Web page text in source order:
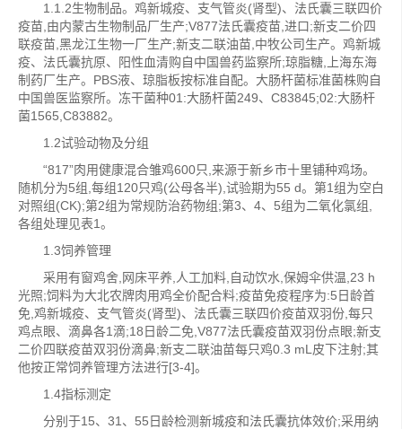
1.1.2生物制品。鸡新城疫、支气管炎(肾型)、法氏囊三联四价
疫苗,由内蒙古生物制品厂生产;V877法氏囊疫苗,进口;新支二价四
联疫苗,黑龙江生物一厂生产;新支二联油苗,中牧公司生产。鸡新城
疫、法氏囊抗原、阳性血清购自中国兽药监察所;琼脂糖,上海东海
制药厂生产。PBS液、琼脂板按标准自配。大肠杆菌标准菌株购自
中国兽医监察所。冻干菌种01:大肠杆菌249、C83845;02:大肠杆
菌1565,C83882。
1.2试验动物及分组
“817”肉用健康混合雏鸡600只,来源于新乡市十里铺种鸡场。
随机分为5组,每组120只鸡(公母各半),试验期为55 d。第1组为空白
对照组(CK);第2组为常规防治药物组;第3、4、5组为二氧化氯组,
各组处理见表1。
1.3饲养管理
采用有窗鸡舍,网床平养,人工加料,自动饮水,保姆伞供温,23 h
光照;饲料为大北农牌肉用鸡全价配合料;疫苗免疫程序为:5日龄首
免,鸡新城疫、支气管炎(肾型)、法氏囊三联四价疫苗双羽份,每只
鸡点眼、滴鼻各1滴;18日龄二免,V877法氏囊疫苗双羽份点眼;新支
二价四联疫苗双羽份滴鼻;新支二联油苗每只鸡0.3 mL皮下注射;其
他按正常饲养管理方法进行[3-4]。
1.4指标测定
分别于15、31、55日龄检测新城疫和法氏囊抗体效价;采用纳